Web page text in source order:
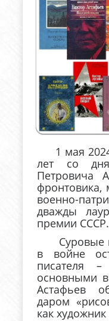
1 мая 2024
лет со
Петровича
фронтовика,
военно-
дважды
премии СССР.
Суровые
в войне
писателя
основными в
Астафьев
даром
как